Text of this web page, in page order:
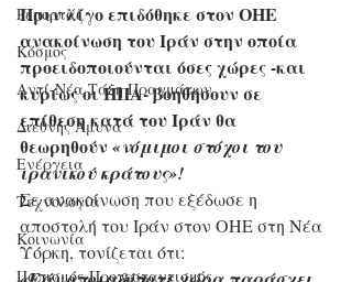
Ρεπορτάζ
Κόσμος
Αντί-Νέα Τάξη Πραγμάτων
Διεθνής Άμυνα
Ενέργεια
Τεχνολογία
Κοινωνία
Παπισμός-Προτεσταντισμός
Πριν λίγο επιδόθηκε στον ΟΗΕ
ανακοίνωση του Ιράν στην οποία
προειδοποιούνται όσες χώρες -και
κυρίως οι ΗΠΑ- βοηθήσουν σε
επίθεση κατά του Ιράν θα
θεωρηθούν «νόμιμοι στόχοι του
ιρανικού κράτους»!
Σε ανακοίνωση που εξέδωσε η
αποστολή του Ιράν στον ΟΗΕ στη Νέα
Υόρκη, τονίζεται ότι: